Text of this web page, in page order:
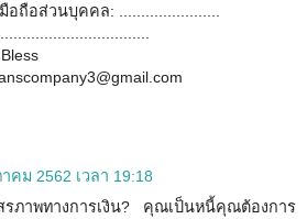
อถือส่วนบุคคล: .......................
คม 2562 เวลา 19:18
รภาพทางการเงิน? คุณเป็นหนี้คุณต้องการ